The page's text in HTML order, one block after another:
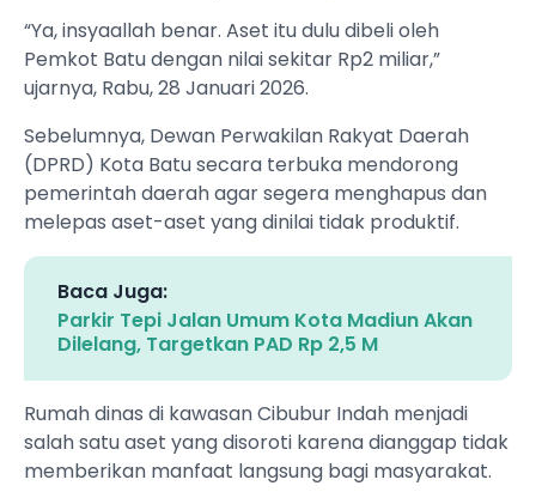
“Ya, insyaallah benar. Aset itu dulu dibeli oleh
Pemkot Batu dengan nilai sekitar Rp2 miliar,”
ujarnya, Rabu, 28 Januari 2026.
Sebelumnya, Dewan Perwakilan Rakyat Daerah
(DPRD) Kota Batu secara terbuka mendorong
pemerintah daerah agar segera menghapus dan
melepas aset-aset yang dinilai tidak produktif.
Baca Juga:
Parkir Tepi Jalan Umum Kota Madiun Akan
Dilelang, Targetkan PAD Rp 2,5 M
Rumah dinas di kawasan Cibubur Indah menjadi
salah satu aset yang disoroti karena dianggap tidak
memberikan manfaat langsung bagi masyarakat.